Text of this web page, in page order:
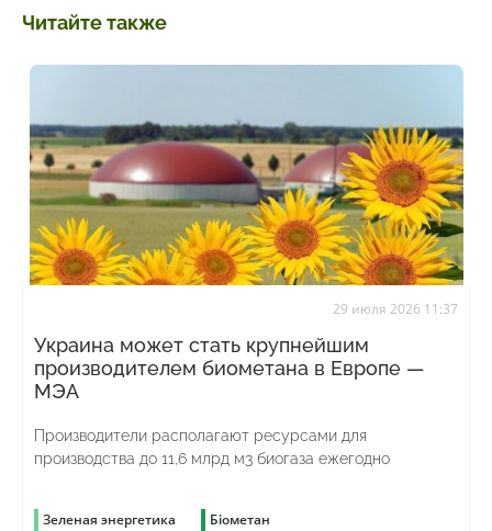
Читайте также
29 июля 2026 11:37
Украина может стать крупнейшим
производителем биометана в Европе —
МЭА
Производители располагают ресурсами для
производства до 11,6 млрд м3 биогаза ежегодно
Зеленая энергетика Біометан